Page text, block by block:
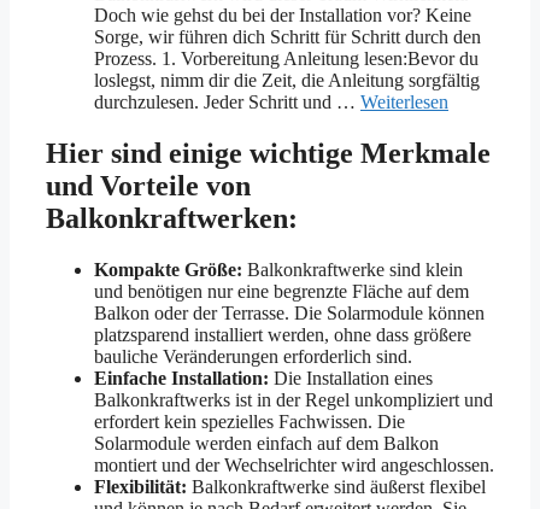
Doch wie gehst du bei der Installation vor? Keine
Sorge, wir führen dich Schritt für Schritt durch den
Prozess. 1. Vorbereitung Anleitung lesen:Bevor du
loslegst, nimm dir die Zeit, die Anleitung sorgfältig
durchzulesen. Jeder Schritt und … Weiterlesen
Hier sind einige wichtige Merkmale
und Vorteile von
Balkonkraftwerken:
Kompakte Größe: Balkonkraftwerke sind klein
und benötigen nur eine begrenzte Fläche auf dem
Balkon oder der Terrasse. Die Solarmodule können
platzsparend installiert werden, ohne dass größere
bauliche Veränderungen erforderlich sind.
Einfache Installation: Die Installation eines
Balkonkraftwerks ist in der Regel unkompliziert und
erfordert kein spezielles Fachwissen. Die
Solarmodule werden einfach auf dem Balkon
montiert und der Wechselrichter wird angeschlossen.
Flexibilität: Balkonkraftwerke sind äußerst flexibel